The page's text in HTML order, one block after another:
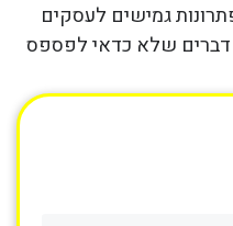
גמישים לעסקים